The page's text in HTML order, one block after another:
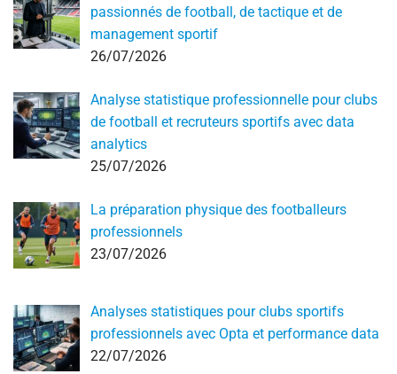
passionnés de football, de tactique et de
management sportif
26/07/2026
Analyse statistique professionnelle pour clubs
de football et recruteurs sportifs avec data
analytics
25/07/2026
La préparation physique des footballeurs
professionnels
23/07/2026
Analyses statistiques pour clubs sportifs
professionnels avec Opta et performance data
22/07/2026